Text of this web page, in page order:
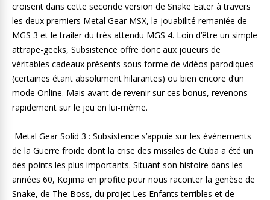
croisent dans cette seconde version de Snake Eater à travers
les deux premiers Metal Gear MSX, la jouabilité remaniée de
MGS 3 et le trailer du très attendu MGS 4. Loin d’être un simple
attrape-geeks, Subsistence offre donc aux joueurs de
véritables cadeaux présents sous forme de vidéos parodiques
(certaines étant absolument hilarantes) ou bien encore d’un
mode Online. Mais avant de revenir sur ces bonus, revenons
rapidement sur le jeu en lui-même.
Metal Gear Solid 3 : Subsistence s’appuie sur les événements
de la Guerre froide dont la crise des missiles de Cuba a été un
des points les plus importants. Situant son histoire dans les
années 60, Kojima en profite pour nous raconter la genèse de
Snake, de The Boss, du projet Les Enfants terribles et de